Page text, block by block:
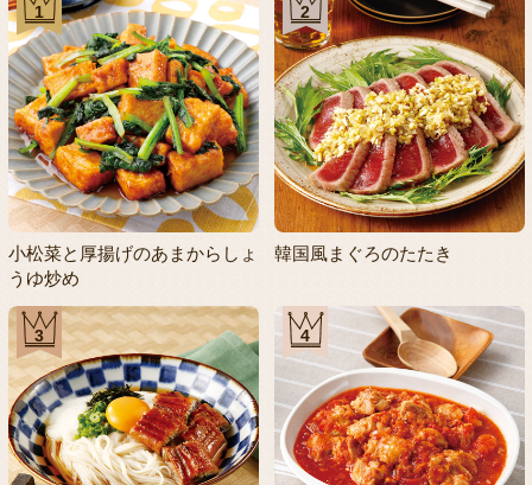
1
小松菜と厚揚げのあまからしょ
うゆ炒め
2
韓国風まぐろのたたき
3 4